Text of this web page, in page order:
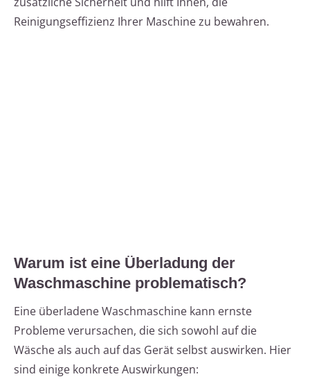
Reinigungseffizienz Ihrer Maschine zu bewahren.
Warum ist eine Überladung der
Waschmaschine problematisch?
Eine überladene Waschmaschine kann ernste
Probleme verursachen, die sich sowohl auf die
Wäsche als auch auf das Gerät selbst auswirken. Hier
sind einige konkrete Auswirkungen: